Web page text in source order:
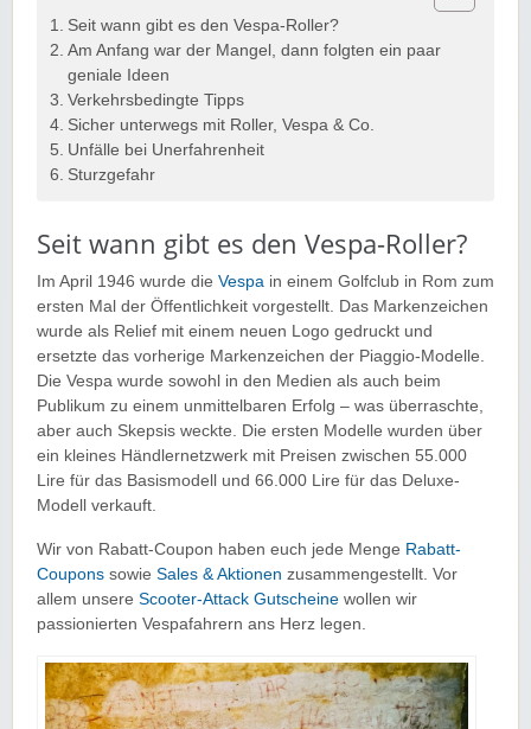
Seit wann gibt es den Vespa-Roller?
Am Anfang war der Mangel, dann folgten ein paar
geniale Ideen
Verkehrsbedingte Tipps
Sicher unterwegs mit Roller, Vespa & Co.
Unfälle bei Unerfahrenheit
Sturzgefahr
Seit wann gibt es den Vespa-Roller?
Im April 1946 wurde die Vespa in einem Golfclub in Rom zum
ersten Mal der Öffentlichkeit vorgestellt. Das Markenzeichen
wurde als Relief mit einem neuen Logo gedruckt und
ersetzte das vorherige Markenzeichen der Piaggio-Modelle.
Die Vespa wurde sowohl in den Medien als auch beim
Publikum zu einem unmittelbaren Erfolg – was überraschte,
aber auch Skepsis weckte. Die ersten Modelle wurden über
ein kleines Händlernetzwerk mit Preisen zwischen 55.000
Lire für das Basismodell und 66.000 Lire für das Deluxe-
Modell verkauft.
Wir von Rabatt-Coupon haben euch jede Menge Rabatt-
Coupons sowie Sales & Aktionen zusammengestellt. Vor
allem unsere Scooter-Attack Gutscheine wollen wir
passionierten Vespafahrern ans Herz legen.